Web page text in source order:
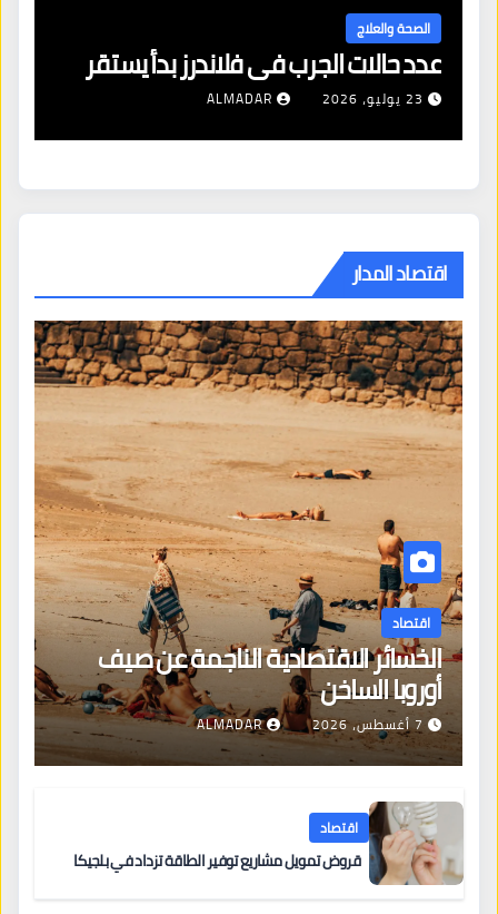
الصحة والعلاج
عدد حالات الجرب في فلاندرز بدأ يستقر
23 يوليو، 2026 ALMADAR
اقتصاد المدار
اقتصاد
الخسائر الاقتصادية الناجمة عن صيف
أوروبا الساخن
7 أغسطس، 2026 ALMADAR
اقتصاد
قروض تمويل مشاريع توفير الطاقة تزداد في بلجيكا